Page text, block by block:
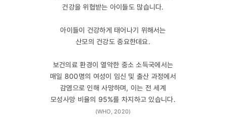
건강을 위협받는 아이들도 많습니다.
아이들이 건강하게 태어나기 위해서는
산모의 건강도 중요한데요.
보건의료 환경이 열악한 중소 소득국에서는
매일 800명의 여성이 임신 및 출산 과정에서
감염으로 인해 사망하며, 이는 전 세계
모성사망 비율의 95%를 차지하고 있습니다.
(WHO, 2020)